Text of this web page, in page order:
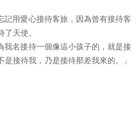
記用愛心接待客旅，因為曾有接待客
天使。
我名接待一個像這小孩子的，就是接
接待我，乃是接待那差我來的。」